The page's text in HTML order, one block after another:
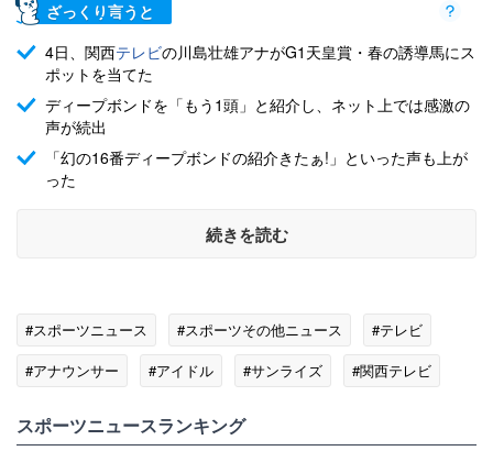
ざっくり言うと
4日、関西テレビの川島壮雄アナがG1天皇賞・春の誘導馬にス
ポットを当てた
ディープボンドを「もう1頭」と紹介し、ネット上では感激の
声が続出
「幻の16番ディープボンドの紹介きたぁ!」といった声も上が
った
続きを読む
#スポーツニュース #スポーツその他ニュース
#テレビ
#アナウンサー
#アイドル #サンライズ
#関西テレビ
スポーツニュースランキング